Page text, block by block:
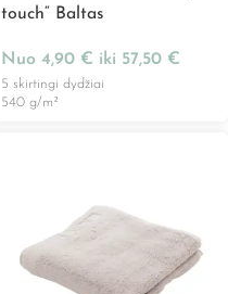
touch“ Baltas
Nuo 4,90 € iki 57,50 €
5 skirtingi dydžiai
540 g/m²